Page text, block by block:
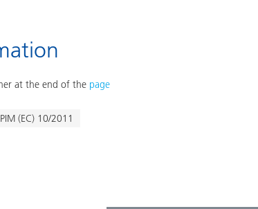
at the end of the page
(EC) 10/2011